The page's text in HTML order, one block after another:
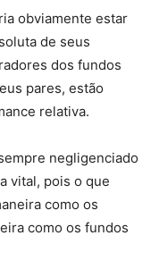
obviamente estar
de seus
dos fundos
pares, estão
relativa.
negligenciado
vital, pois o que
como os
como os fundos